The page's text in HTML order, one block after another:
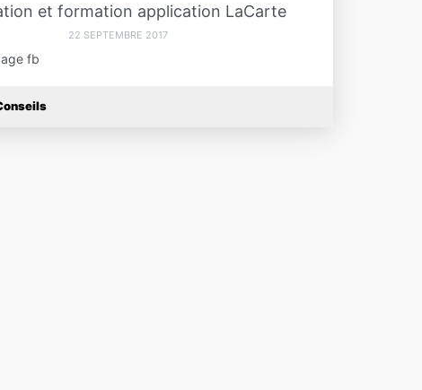
et formation application LaCarte
22 SEPTEMBRE 2017
fb